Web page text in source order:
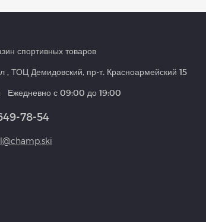
спортивных товаров
, ТОЦ Демидовский, пр-т. Красноармейский 15
Ежедневно с 09:00 до 19:00
78-54